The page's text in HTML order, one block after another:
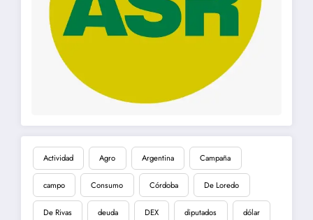
Actividad Agro Argentina Campaña
campo Consumo Córdoba De Loredo
De Rivas deuda DEX diputados dólar